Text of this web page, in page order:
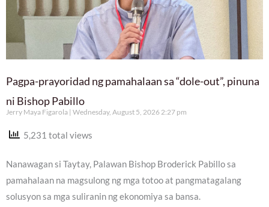
Pagpa-prayoridad ng pamahalaan sa “dole-out”, pinuna
ni Bishop Pabillo
Jerry Maya Figarola Wednesday, August 5, 2026 2:27 pm
5,231 total views
Nanawagan si Taytay, Palawan Bishop Broderick Pabillo sa
pamahalaan na magsulong ng mga totoo at pangmatagalang
solusyon sa mga suliranin ng ekonomiya sa bansa.